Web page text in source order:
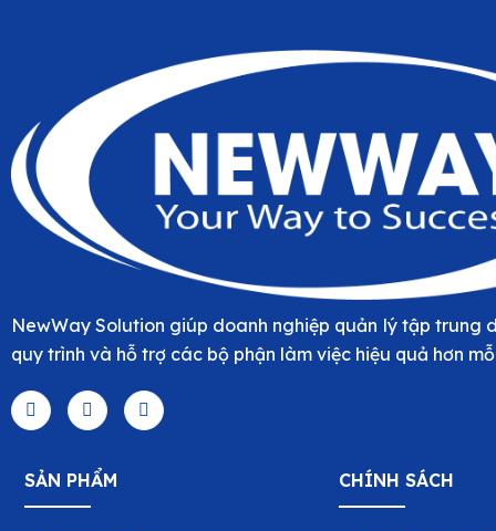
NewWay Solution giúp doanh nghiệp quản lý tập trung
quy trình và hỗ trợ các bộ phận làm việc hiệu quả hơn
SẢN PHẨM CHÍNH SÁCH